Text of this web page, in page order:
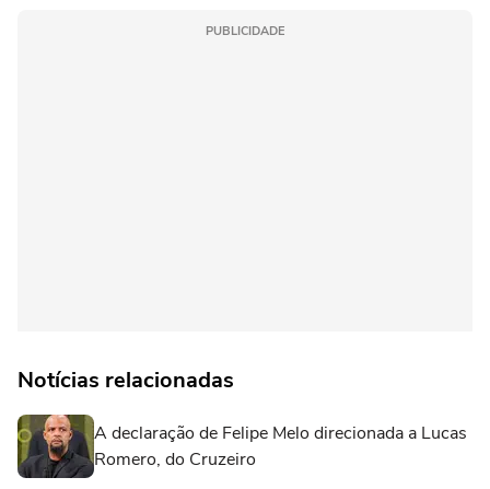
PUBLICIDADE
Notícias relacionadas
A declaração de Felipe Melo direcionada a Lucas
Romero, do Cruzeiro